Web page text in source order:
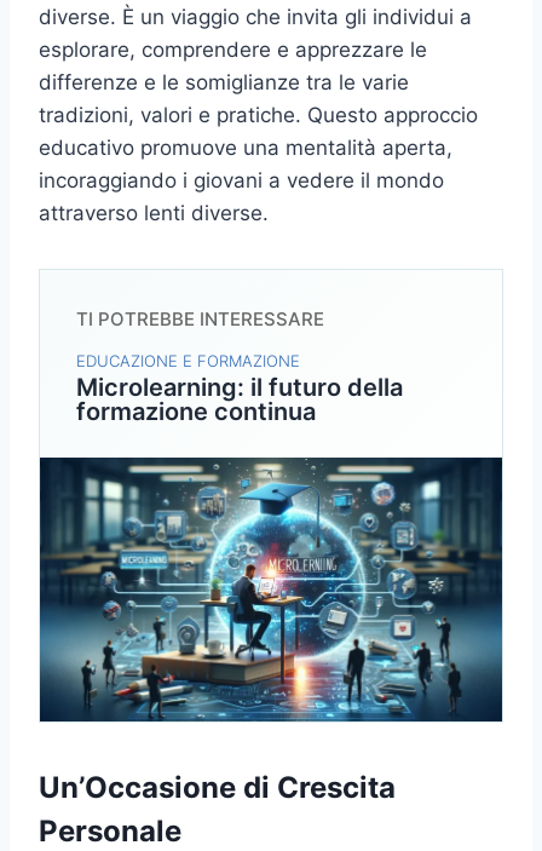
diverse. È un viaggio che invita gli individui a
esplorare, comprendere e apprezzare le
differenze e le somiglianze tra le varie
tradizioni, valori e pratiche. Questo approccio
educativo promuove una mentalità aperta,
incoraggiando i giovani a vedere il mondo
attraverso lenti diverse.
TI POTREBBE INTERESSARE
EDUCAZIONE E FORMAZIONE
Microlearning: il futuro della
formazione continua
Un’Occasione di Crescita
Personale